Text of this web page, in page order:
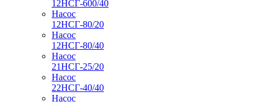
12НСГ-600/40
Насос
12НСГ-80/20
Насос
12НСГ-80/40
Насос
21НСГ-25/20
Насос
22НСГ-40/40
Насос